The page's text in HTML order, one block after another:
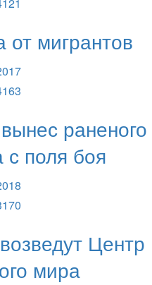
от мигрантов
раненого
поля боя
Центр
мира